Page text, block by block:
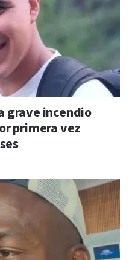
grave incendio
primera vez